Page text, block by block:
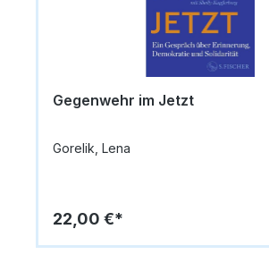
Gegenwehr im Jetzt
Gorelik, Lena
22,00 €*